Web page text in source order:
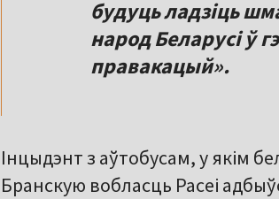
будуць ладзіць
народ Беларусі ў
правакацый».
Інцыдэнт з аўтобусам, у якім
Бранскую вобласць Расеі